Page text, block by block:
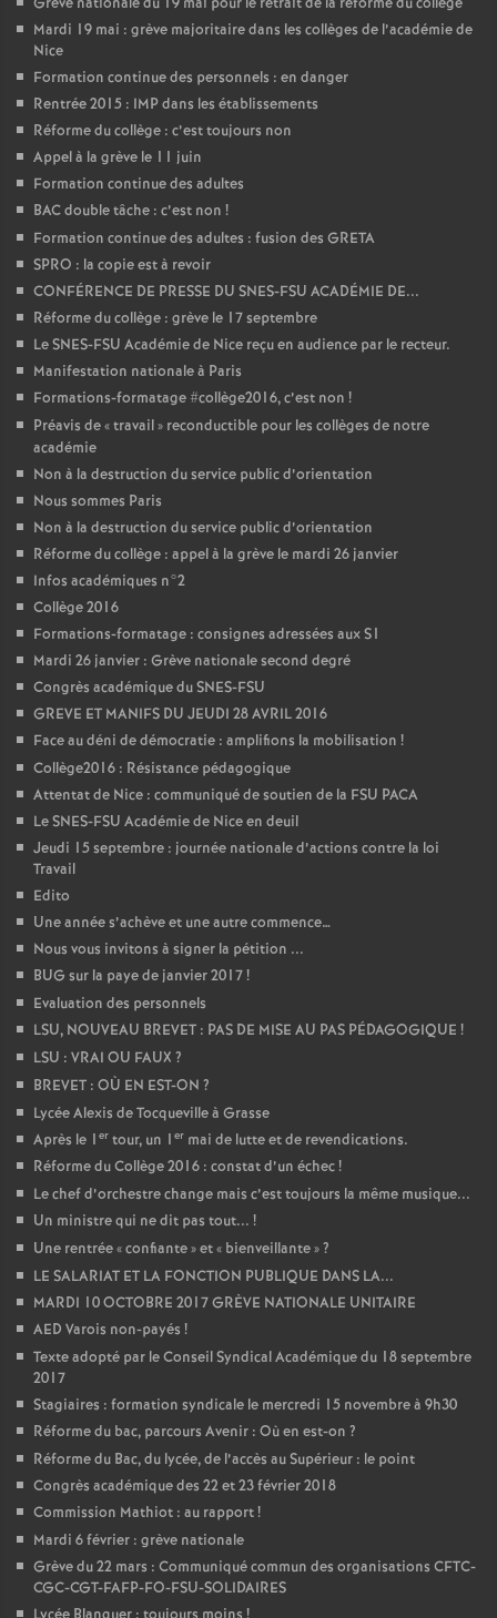
Mardi 19 mai : grève majoritaire dans les collèges de l’académie de
Nice
Formation continue des personnels : en danger
Rentrée 2015 : IMP dans les établissements
Réforme du collège : c’est toujours non
Appel à la grève le 11 juin
Formation continue des adultes
BAC double tâche : c’est non !
Formation continue des adultes : fusion des GRETA
SPRO : la copie est à revoir
CONFÉRENCE DE PRESSE DU SNES-FSU ACADÉMIE DE...
Réforme du collège : grève le 17 septembre
Le SNES-FSU Académie de Nice reçu en audience par le recteur.
Manifestation nationale à Paris
Formations-formatage #collège2016, c’est non !
Préavis de «travail» reconductible pour les collèges de notre
académie
Non à la destruction du service public d’orientation
Nous sommes Paris
Non à la destruction du service public d’orientation
Réforme du collège : appel à la grève le mardi 26 janvier
Infos académiques n°2
Collège 2016
Formations-formatage : consignes adressées aux S1
Mardi 26 janvier : Grève nationale second degré
Congrès académique du SNES-FSU
GREVE ET MANIFS DU JEUDI 28 AVRIL 2016
Face au déni de démocratie : amplifions la mobilisation !
Collège2016 : Résistance pédagogique
Attentat de Nice : communiqué de soutien de la FSU PACA
Le SNES-FSU Académie de Nice en deuil
Jeudi 15 septembre : journée nationale d’actions contre la loi
Travail
Edito
Une année s’achève et une autre commence…
Nous vous invitons à signer la pétition ...
BUG sur la paye de janvier 2017!
Evaluation des personnels
LSU, NOUVEAU BREVET : PAS DE MISE AU PAS PÉDAGOGIQUE !
LSU : VRAI OU FAUX ?
BREVET : OÙ EN EST-ON ?
Lycée Alexis de Tocqueville à Grasse
Après le 1 er tour, un 1 er mai de lutte et de revendications.
Réforme du Collège 2016 : constat d’un échec!
Le chef d’orchestre change mais c’est toujours la même musique...
Un ministre qui ne dit pas tout... !
Une rentrée «confiante» et « bienveillante»?
LE SALARIAT ET LA FONCTION PUBLIQUE DANS LA...
MARDI 10 OCTOBRE 2017 GRÈVE NATIONALE UNITAIRE
AED Varois non-payés !
Texte adopté par le Conseil Syndical Académique du 18 septembre
2017
Stagiaires : formation syndicale le mercredi 15 novembre à 9h30
Réforme du bac, parcours Avenir : Où en est-on ?
Réforme du Bac, du lycée, de l’accès au Supérieur : le point
Congrès académique des 22 et 23 février 2018
Commission Mathiot : au rapport!
Mardi 6 février : grève nationale
Grève du 22 mars : Communiqué commun des organisations CFTC-
CGC-CGT-FAFP-FO-FSU-SOLIDAIRES